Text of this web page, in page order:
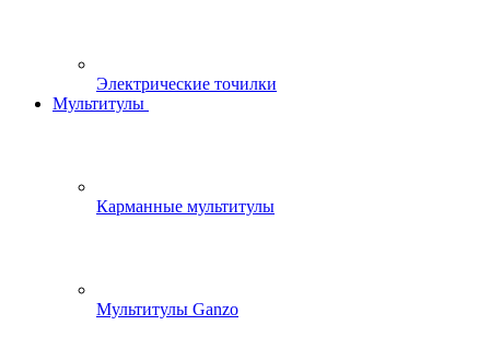
Электрические точилки
Мультитулы
Карманные мультитулы
Мультитулы Ganzo